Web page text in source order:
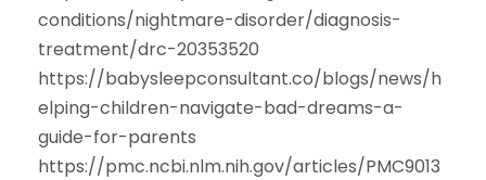
conditions/nightmare-disorder/diagnosis-
treatment/drc-20353520
https://babysleepconsultant.co/blogs/news/h
elping-children-navigate-bad-dreams-a-
guide-for-parents
https://pmc.ncbi.nlm.nih.gov/articles/PMC9013